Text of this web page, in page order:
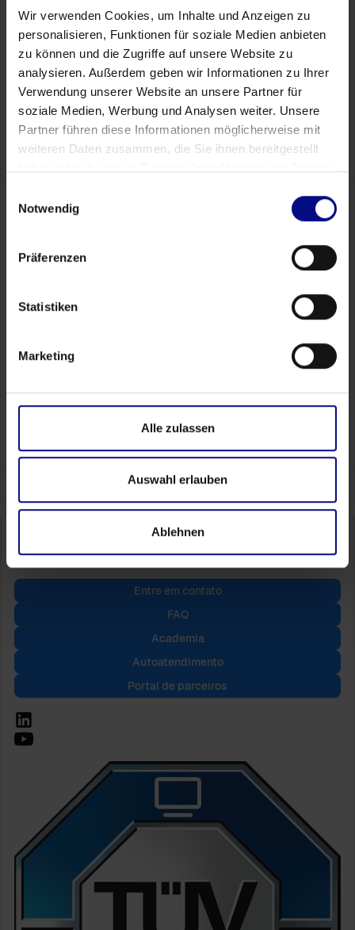
Wir verwenden Cookies, um Inhalte und Anzeigen zu
personalisieren, Funktionen für soziale Medien anbieten
zu können und die Zugriffe auf unsere Website zu
analysieren. Außerdem geben wir Informationen zu Ihrer
Verwendung unserer Website an unsere Partner für
soziale Medien, Werbung und Analysen weiter. Unsere
Partner führen diese Informationen möglicherweise mit
weiteren Daten zusammen, die Sie ihnen bereitgestellt
Notwendig
Präferenzen
Statistiken
Marketing
Alle zulassen
Auswahl erlauben
Ablehnen
Varejo
A chave para a otimização eficiente do processo.
Descubra como os varejistas otimizam o gerenciamento
de mercadorias, a logística e o atendimento ao cliente
por meio da análise de processos.
Download now
potencial de economia
em
30 minutos
Vamos conversar brevemente, sem compromisso,
maior ROI nos seus sistemas específicos
Entre em contato
FAQ
Academia
Autoatendimento
Portal de parceiros